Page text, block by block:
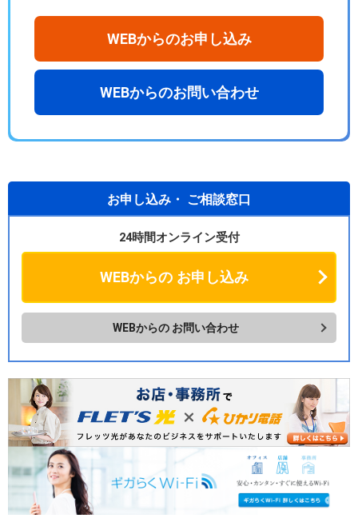
WEBからのお申し込み
WEBからのお問い合わせ
お申し込み・ ご相談窓口
24時間オンライン受付
WEBからのお申し込み
WEBからの お問い合わせ